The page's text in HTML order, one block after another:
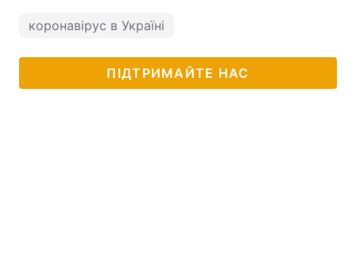
коронавірус в Україні
ПІДТРИМАЙТЕ НАС